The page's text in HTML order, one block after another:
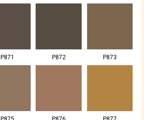
P871 P872 P873